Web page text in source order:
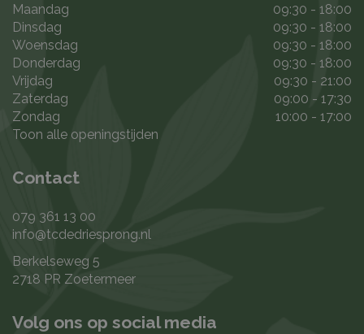
Maandag
09:30 - 18:00
Dinsdag
09:30 - 18:00
Woensdag
09:30 - 18:00
Donderdag
09:30 - 18:00
Vrijdag
09:30 - 21:00
Zaterdag
09:00 - 17:30
Zondag
10:00 - 17:00
Toon alle openingstijden
Contact
079 361 13 00
info@tcdedriesprong.nl
Berkelseweg 5
2718 PR Zoetermeer
Volg ons op social media